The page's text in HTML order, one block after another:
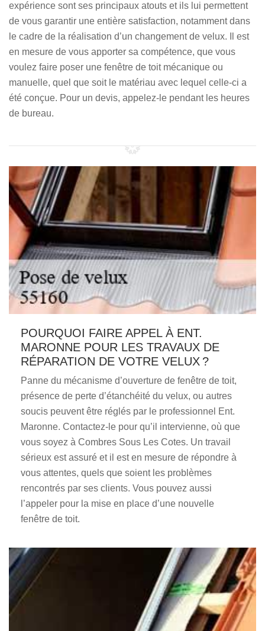
expérience sont ses principaux atouts et ils lui permettent
de vous garantir une entière satisfaction, notamment dans
le cadre de la réalisation d’un changement de velux. Il est
en mesure de vous apporter sa compétence, que vous
voulez faire poser une fenêtre de toit mécanique ou
manuelle, quel que soit le matériau avec lequel celle-ci a
été conçue. Pour un devis, appelez-le pendant les heures
de bureau.
POURQUOI FAIRE APPEL À ENT.
MARONNE POUR LES TRAVAUX DE
RÉPARATION DE VOTRE VELUX ?
Panne du mécanisme d’ouverture de fenêtre de toit,
présence de perte d’étanchéité du velux, ou autres
soucis peuvent être réglés par le professionnel Ent.
Maronne. Contactez-le pour qu’il intervienne, où que
vous soyez à Combres Sous Les Cotes. Un travail
sérieux est assuré et il est en mesure de répondre à
vous attentes, quels que soient les problèmes
rencontrés par ses clients. Vous pouvez aussi
l’appeler pour la mise en place d’une nouvelle
fenêtre de toit.